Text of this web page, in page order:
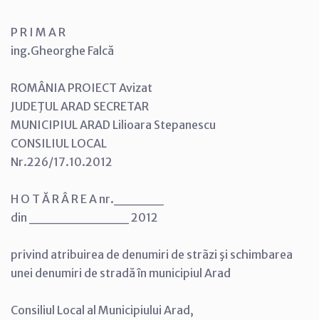
P R I M A R
ing.Gheorghe Falcă
ROMÂNIA PROIECT Avizat
JUDEŢUL ARAD SECRETAR
MUNICIPIUL ARAD Lilioara Stepanescu
CONSILIUL LOCAL
Nr.226/17.10.2012
H O T Ă R Â R E A nr._____
din __________ 2012
privind atribuirea de denumiri de strãzi şi schimbarea
unei denumiri de stradă în municipiul Arad
Consiliul Local al Municipiului Arad,